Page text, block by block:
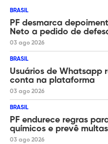
BRASIL
PF desmarca
Neto a pedido de
03 ago 2026
BRASIL
Usuários de Whatsapp
conta na plataforma
03 ago 2026
BRASIL
PF endurece regras
químicos e prevê
03 ago 2026